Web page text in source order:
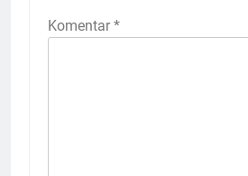
Komentar *